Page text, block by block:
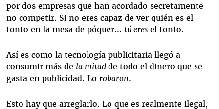
por dos empresas que han acordado secretamente
no competir. Si no eres capaz de ver quién es el
tonto en la mesa de póquer... tú eres el tonto.
Así es como la tecnología publicitaria llegó a
consumir más de la mitad de todo el dinero que se
gasta en publicidad. Lo robaron.
Esto hay que arreglarlo. Lo que es realmente ilegal,